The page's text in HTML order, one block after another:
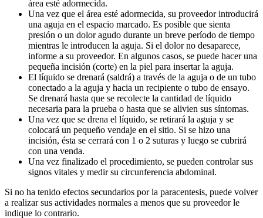
área esté adormecida.
Una vez que el área esté adormecida, su proveedor introducirá
una aguja en el espacio marcado. Es posible que sienta
presión o un dolor agudo durante un breve período de tiempo
mientras le introducen la aguja. Si el dolor no desaparece,
informe a su proveedor. En algunos casos, se puede hacer una
pequeña incisión (corte) en la piel para insertar la aguja.
El líquido se drenará (saldrá) a través de la aguja o de un tubo
conectado a la aguja y hacia un recipiente o tubo de ensayo.
Se drenará hasta que se recolecte la cantidad de líquido
necesaria para la prueba o hasta que se alivien sus síntomas.
Una vez que se drena el líquido, se retirará la aguja y se
colocará un pequeño vendaje en el sitio. Si se hizo una
incisión, ésta se cerrará con 1 o 2 suturas y luego se cubrirá
con una venda.
Una vez finalizado el procedimiento, se pueden controlar sus
signos vitales y medir su circunferencia abdominal.
Si no ha tenido efectos secundarios por la paracentesis, puede volver
a realizar sus actividades normales a menos que su proveedor le
indique lo contrario.